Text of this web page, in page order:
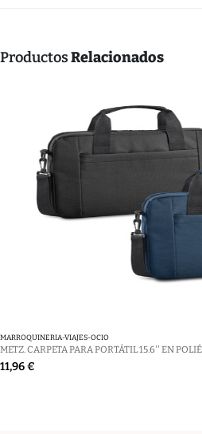
ProductosRelacionados
MARROQUINERIA-VIAJES-OCIO
METZ. CARPETA PARA PORTÁTIL 15.6'' EN
11,96 €